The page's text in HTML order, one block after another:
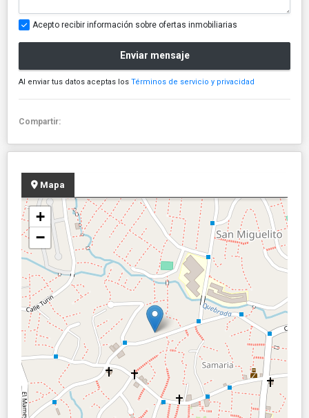
Acepto recibir información sobre ofertas inmobiliarias
Enviar mensaje
Al enviar tus datos aceptas los Términos de servicio y privacidad
Compartir:
Mapa
+
−